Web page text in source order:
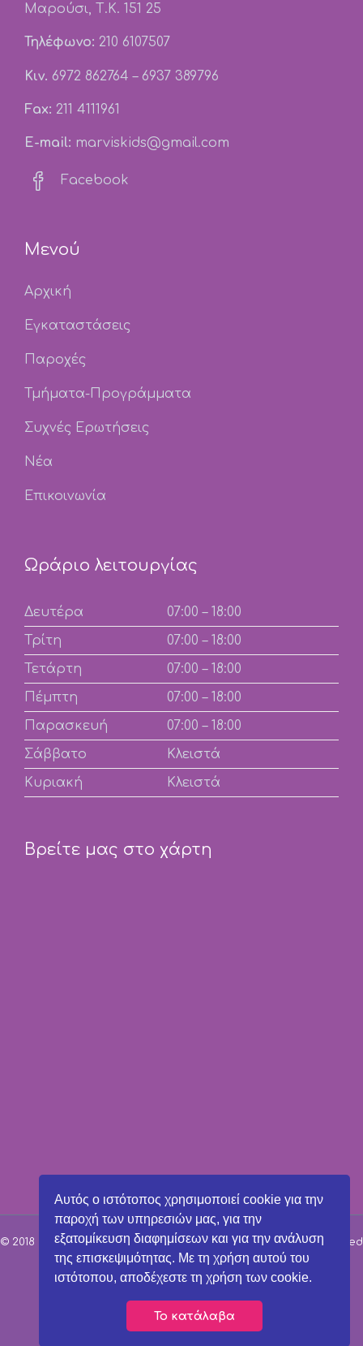
Αυτός ο ιστότοπος χρησιμοποιεί cookie για την
παροχή των υπηρεσιών μας, για την
εξατομίκευση διαφημίσεων και για την ανάλυση
της επισκεψιμότητας. Με τη χρήση αυτού του
ιστότοπου, αποδέχεστε τη χρήση των cookie.
Το κατάλαβα
Μαρούσι, Τ.Κ. 151 25
Τηλέφωνο: 210 6107507
Κιν. 6972 862764 – 6937 389796
Fax: 211 4111961
E-mail: marviskids@gmail.com
 Facebook
Μενού
Αρχική
Εγκαταστάσεις
Παροχές
Τμήματα-Προγράμματα
Συχνές Ερωτήσεις
Νέα
Επικοινωνία
Ωράριο λειτουργίας
Δευτέρα
07:00 – 18:00
Τρίτη
07:00 – 18:00
Τετάρτη
07:00 – 18:00
Πέμπτη
07:00 – 18:00
Παρασκευή
07:00 – 18:00
Σάββατο
Κλειστά
Κυριακή
Κλειστά
Βρείτε μας στο χάρτη
© 2018 Παιδικοί Σταθμοί Μαρούσι | All Rights Reserved | Powered
by
↑
Τηλέφωνο επικοινωνίας 210 6107507